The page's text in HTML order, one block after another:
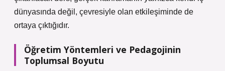
dünyasında değil, çevresiyle olan etkileşiminde de
ortaya çıktığıdır.
Öğretim Yöntemleri ve Pedagojinin
Toplumsal Boyutu